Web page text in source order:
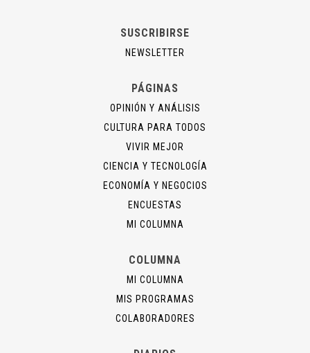
SUSCRIBIRSE
NEWSLETTER
PÁGINAS
OPINIÓN Y ANÁLISIS
CULTURA PARA TODOS
VIVIR MEJOR
CIENCIA Y TECNOLOGÍA
ECONOMÍA Y NEGOCIOS
ENCUESTAS
MI COLUMNA
COLUMNA
MI COLUMNA
MIS PROGRAMAS
COLABORADORES